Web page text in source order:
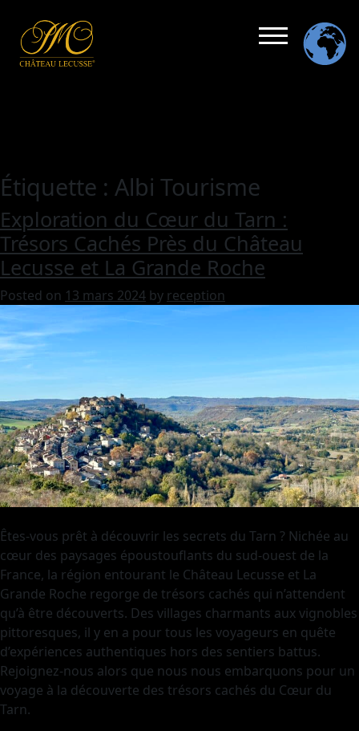
Étiquette : Albi Tourisme
Exploration du Cœur du Tarn :
Trésors Cachés Près du Château
Lecusse et La Grande Roche
Posted on 13 mars 2024 by reception
Êtes-vous prêt à découvrir les secrets du Tarn ? Nichée au
cœur des paysages époustouflants du sud-ouest de la
France, la région entourant le Château Lecusse et La
Grande Roche regorge de trésors cachés qui n’attendent
qu’à être découverts. Des villages charmants aux vignobles
pittoresques, il y en a pour tous les voyageurs en quête
d’expériences authentiques hors des sentiers battus.
Rejoignez-nous alors que nous nous embarquons pour un
voyage à la découverte des trésors cachés du Cœur du
Tarn.